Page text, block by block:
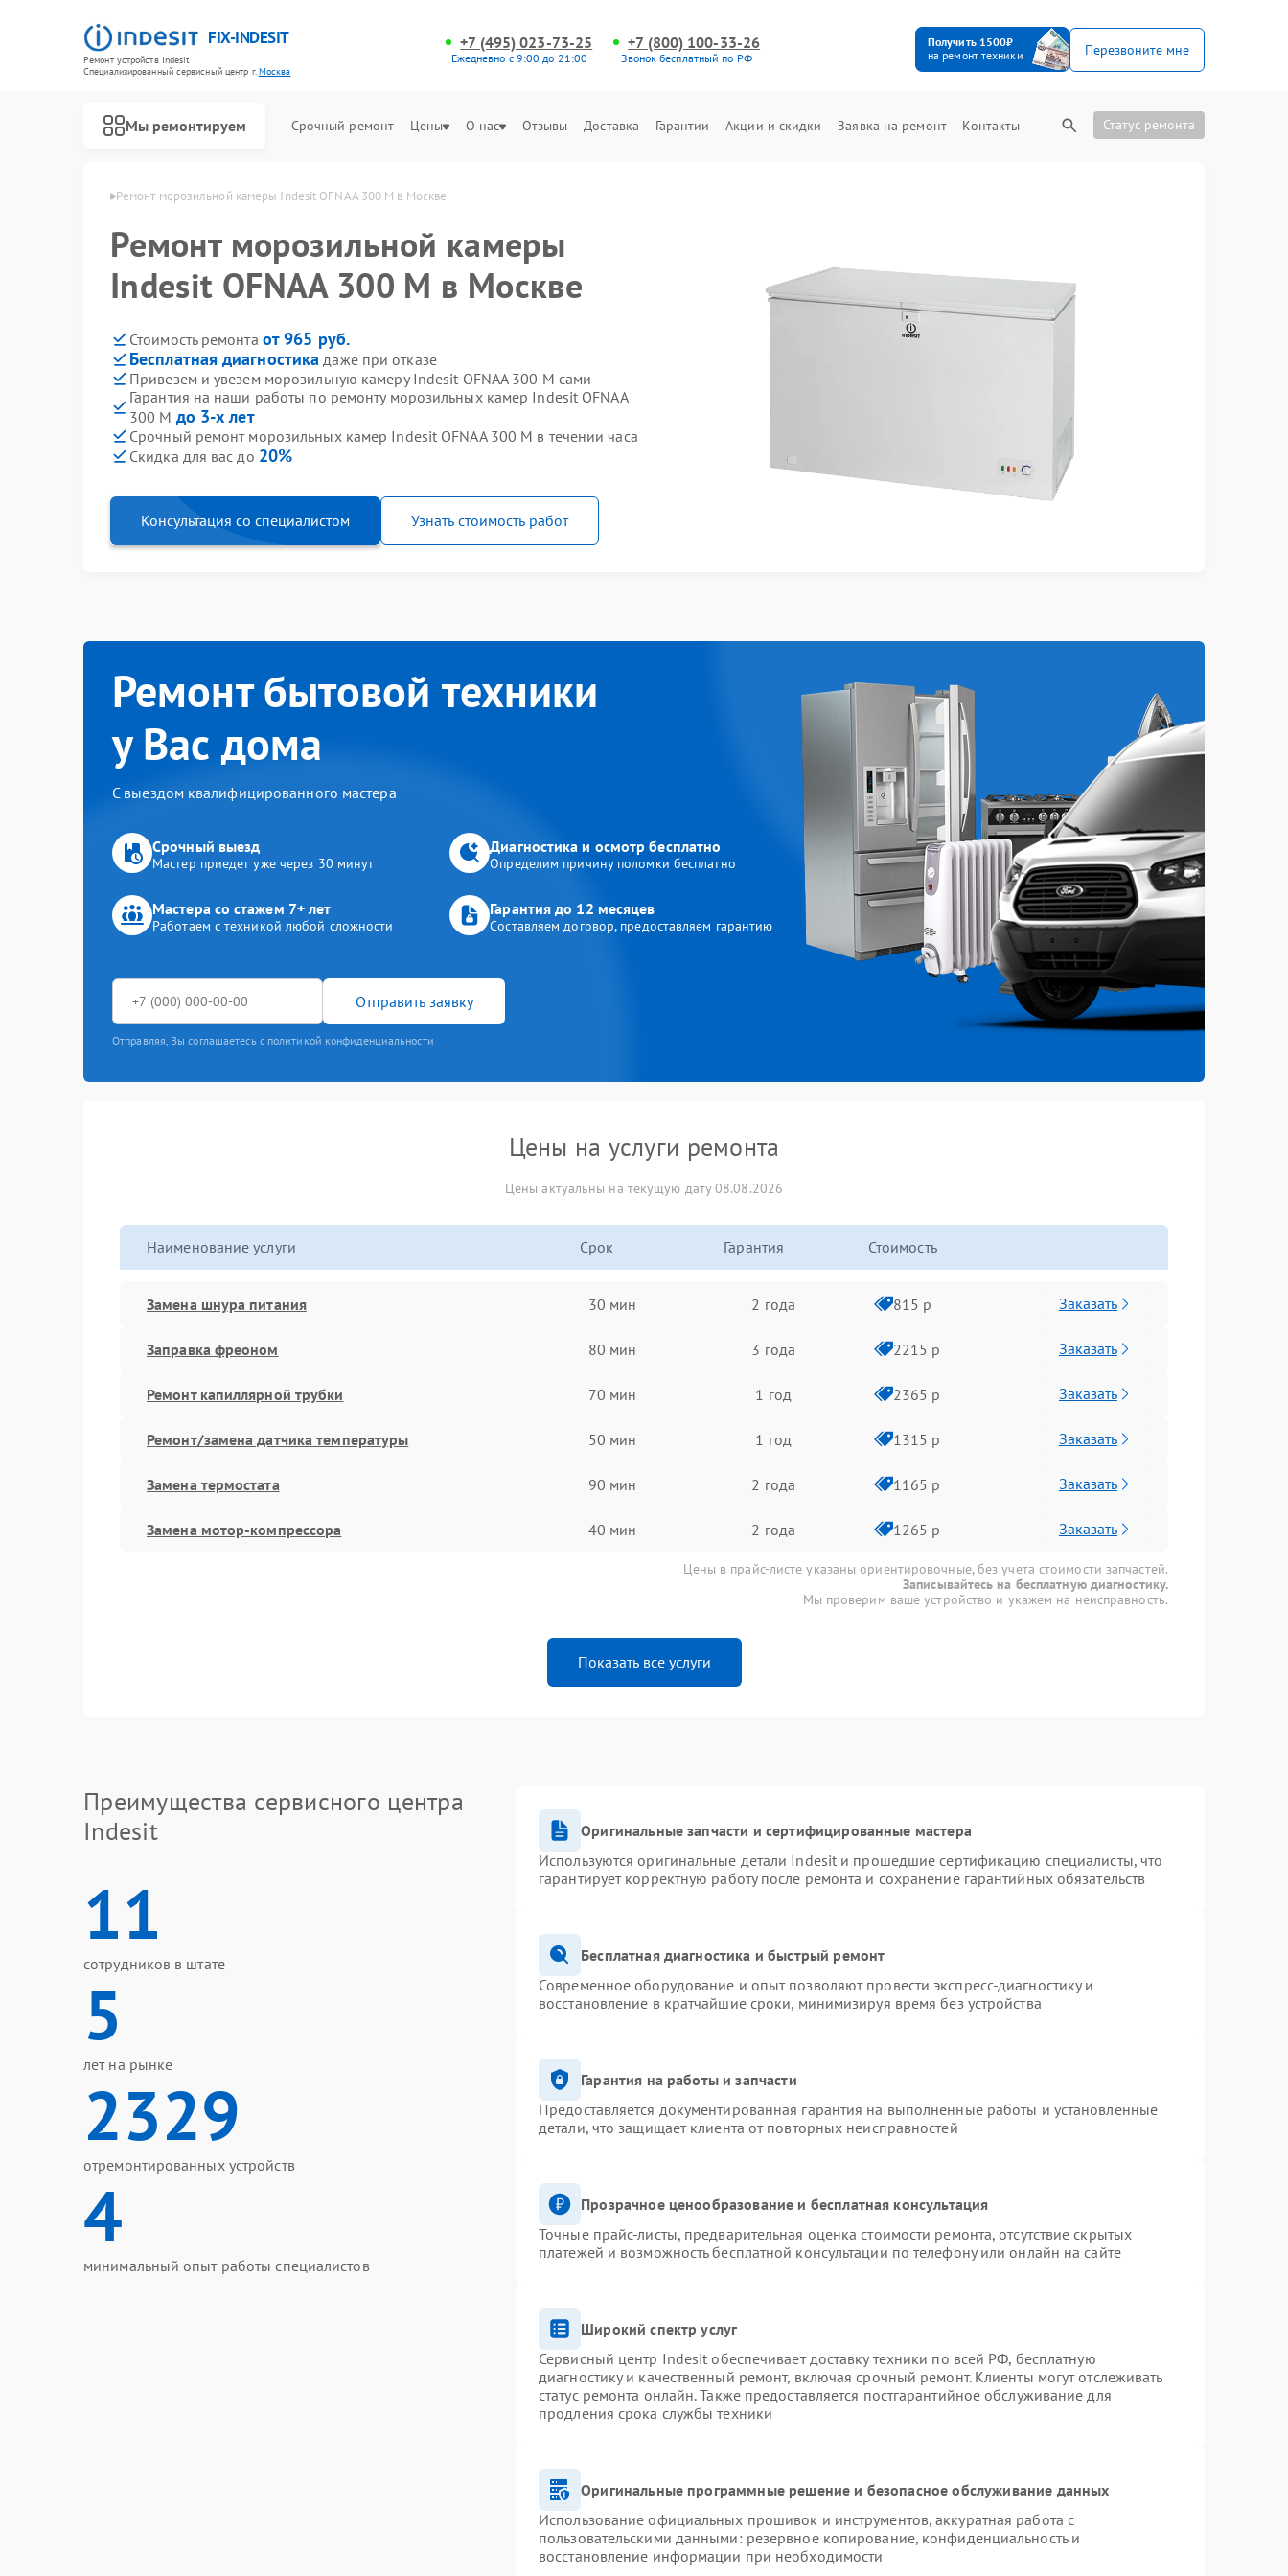
FIX-INDESIT
Ремонт устройств Indesit
Специализированный cервисный центр г.Москва
+7 (495) 023-73-25
Ежедневно с 9:00 до 21:00
+7 (800) 100-33-26
Звонок бесплатный по РФ
Получить 1500₽
на ремонт техники
Перезвоните мне
Мы ремонтируем Срочный ремонт Цены О нас Отзывы Доставка Гарантии Акции и скидки Заявка на ремонт Контакты Статус ремонта
Ремонт морозильной камеры Indesit OFNAA 300 M в Москве
Ремонт морозильной камеры
Indesit OFNAA 300 M в Москве
Стоимость ремонта от 965 руб.
Бесплатная диагностика даже при отказе
Привезем и увезем морозильную камеру Indesit OFNAA 300 M сами
Гарантия на наши работы по ремонту морозильных камер Indesit OFNAA
300 M до 3-х лет
Срочный ремонт морозильных камер Indesit OFNAA 300 M в течении часа
Скидка для вас до 20%
Консультация со специалистом Узнать стоимость работ
Ремонт бытовой техники
у Вас дома
С выездом квалифицированного мастера
Срочный выезд
Мастер приедет уже через 30 минут
Диагностика и осмотр бесплатно
Определим причину поломки бесплатно
Мастера со стажем 7+ лет
Работаем с техникой любой сложности
Гарантия до 12 месяцев
Составляем договор, предоставляем гарантию
Отправить заявку
Отправляя, Вы соглашаетесь с политикой конфиденциальности
Цены на услуги ремонта
Цены актуальны на текущую дату 08.08.2026
Наименование услуги Срок Гарантия Стоимость
Замена шнура питания 30 мин 2 года 815 р Заказать
Заправка фреоном 80 мин 3 года 2215 р Заказать
Ремонт капиллярной трубки 70 мин 1 год 2365 р Заказать
Ремонт/замена датчика температуры 50 мин 1 год 1315 р Заказать
Замена термостата 90 мин 2 года 1165 р Заказать
Замена мотор-компрессора 40 мин 2 года 1265 р Заказать
Цены в прайс-листе указаны ориентировочные, без учета стоимости запчастей.
Записывайтесь на бесплатную диагностику.
Мы проверим ваше устройство и укажем на неисправность.
Показать все услуги
Преимущества сервисного центра
Indesit
11
сотрудников в штате
5
лет на рынке
2329
отремонтированных устройств
4
минимальный опыт работы специалистов
Оригинальные запчасти и сертифицированные мастера
Используются оригинальные детали Indesit и прошедшие сертификацию специалисты, что
гарантирует корректную работу после ремонта и сохранение гарантийных обязательств
Бесплатная диагностика и быстрый ремонт
Современное оборудование и опыт позволяют провести экспресс-диагностику и
восстановление в кратчайшие сроки, минимизируя время без устройства
Гарантия на работы и запчасти
Предоставляется документированная гарантия на выполненные работы и установленные
детали, что защищает клиента от повторных неисправностей
Прозрачное ценообразование и бесплатная консультация
Точные прайс-листы, предварительная оценка стоимости ремонта, отсутствие скрытых
платежей и возможность бесплатной консультации по телефону или онлайн на сайте
Широкий спектр услуг
Сервисный центр Indesit обеспечивает доставку техники по всей РФ, бесплатную
диагностику и качественный ремонт, включая срочный ремонт. Клиенты могут отслеживать
статус ремонта онлайн. Также предоставляется постгарантийное обслуживание для
продления срока службы техники
Оригинальные программные решение и безопасное обслуживание данных
Использование официальных прошивок и инструментов, аккуратная работа с
пользовательскими данными: резервное копирование, конфиденциальность и
восстановление информации при необходимости